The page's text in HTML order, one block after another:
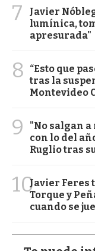
7
Javier
lumínica,
apresurada"
8
“Esto que
tras la
Montevideo
9
"No salgan
con lo del
Ruglio tras
10Javier Feres
Torque y
cuando se